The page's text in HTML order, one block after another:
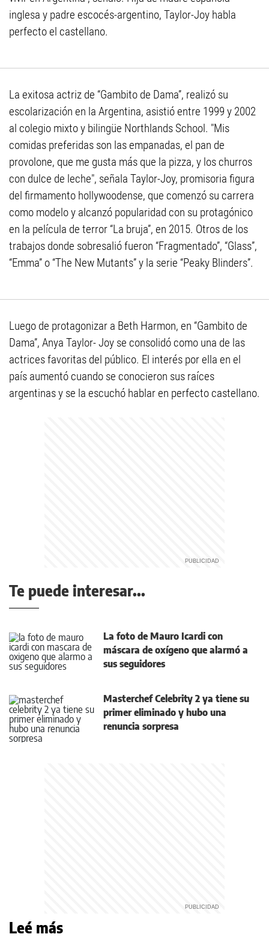
inglesa y padre escocés-argentino, Taylor-Joy habla
perfecto el castellano.
La exitosa actriz de “Gambito de Dama”, realizó su
escolarización en la Argentina, asistió entre 1999 y 2002
al colegio mixto y bilingüe Northlands School. "Mis
comidas preferidas son las empanadas, el pan de
provolone, que me gusta más que la pizza, y los churros
con dulce de leche", señala Taylor-Joy, promisoria figura
del firmamento hollywoodense, que comenzó su carrera
como modelo y alcanzó popularidad con su protagónico
en la película de terror “La bruja”, en 2015. Otros de los
trabajos donde sobresalió fueron “Fragmentado”, “Glass”,
“Emma” o “The New Mutants” y la serie “Peaky Blinders”.
Luego de protagonizar a Beth Harmon, en “Gambito de
Dama”, Anya Taylor- Joy se consolidó como una de las
actrices favoritas del público. El interés por ella en el
país aumentó cuando se conocieron sus raíces
argentinas y se la escuchó hablar en perfecto castellano.
Te puede interesar...
La foto de Mauro Icardi con
máscara de oxígeno que alarmó a
sus seguidores
Masterchef Celebrity 2 ya tiene su
primer eliminado y hubo una
renuncia sorpresa
Leé más